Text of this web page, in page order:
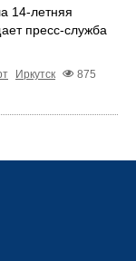
14‑летняя
пресс‑служба
Иркутск
875